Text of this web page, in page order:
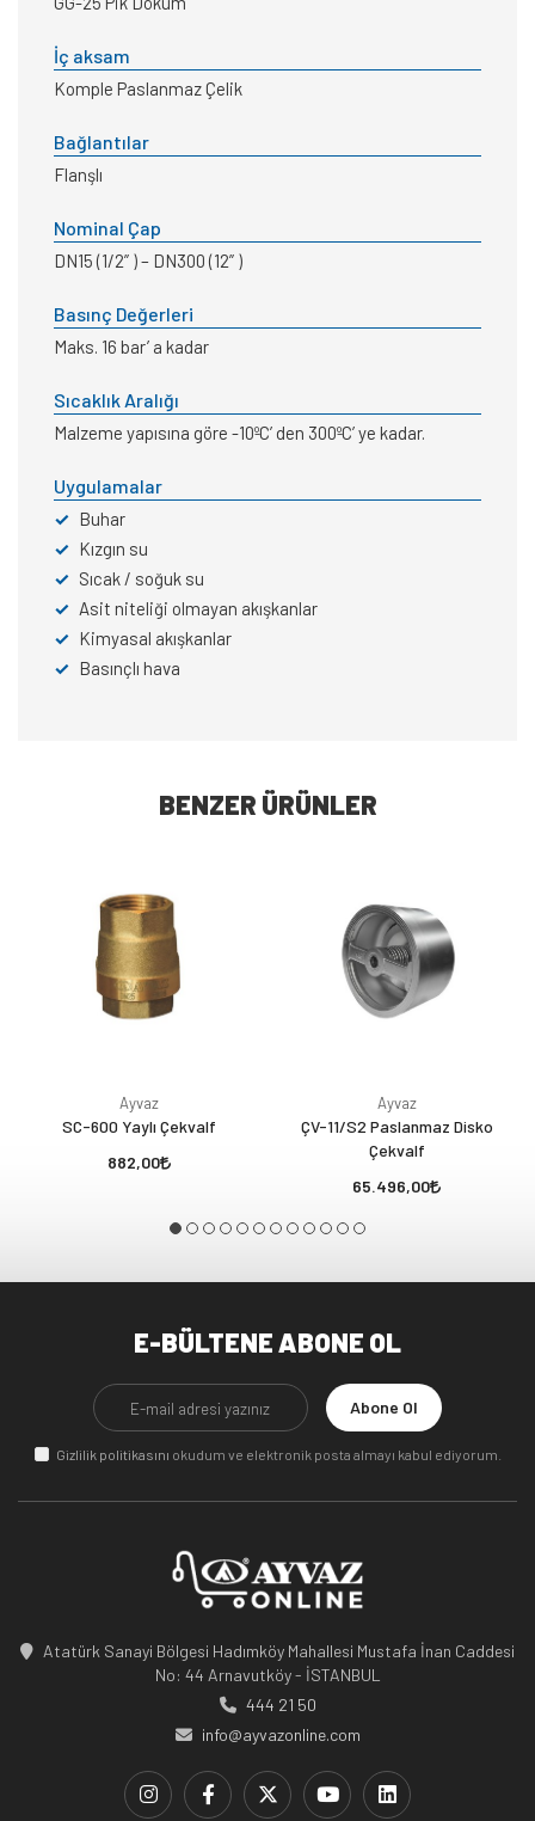
İç aksam
Komple Paslanmaz Çelik
Bağlantılar
Flanşlı
Nominal Çap
DN15 (1/2” ) – DN300 (12” )
Basınç Değerleri
Maks. 16 bar’ a kadar
Sıcaklık Aralığı
Malzeme yapısına göre -10ºC’ den 300ºC’ ye kadar.
Uygulamalar
✓ Buhar
✓ Kızgın su
✓ Sıcak / soğuk su
✓ Asit niteliği olmayan akışkanlar
✓ Kimyasal akışkanlar
✓ Basınçlı hava
BENZER ÜRÜNLER
Ayvaz
SC-600 Yaylı Çekvalf
882,00
Ayvaz
ÇV-11/S2 Paslanmaz Disko
Çekvalf
65.496,00
E-BÜLTENE ABONE OL
Abone Ol
Gizlilik politikasını okudum ve elektronik posta almayı kabul ediyorum.
Atatürk Sanayi Bölgesi Hadımköy Mahallesi Mustafa İnan Caddesi
No: 44 Arnavutköy - İSTANBUL
444 21 50
info@ayvazonline.com